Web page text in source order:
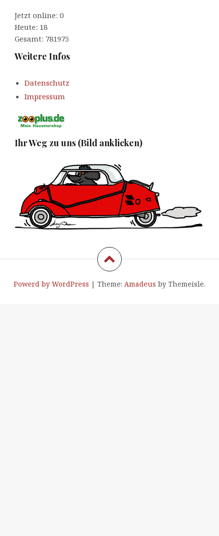
Jetzt online: 0
Heute: 18
Gesamt: 781975
Weitere Infos
Datenschutz
Impressum
Ihr Weg zu uns (Bild anklicken)
Powerd by WordPress | Theme: Amadeus by Themeisle.